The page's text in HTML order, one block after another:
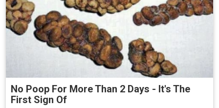
No Poop For More Than 2 Days - It's The
First Sign Of